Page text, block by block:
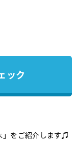
ック
」をご紹介します♫